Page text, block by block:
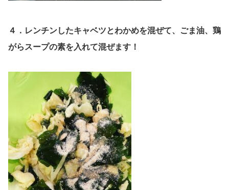
４．レンチンしたキャベツとわかめを混ぜて、ごま油、鶏
がらスープの素を入れて混ぜます！